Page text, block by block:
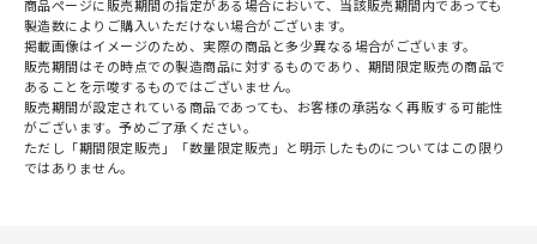
商品ページに販売期間の指定がある場合において、当該販売期間内であっても
製造数によりご購入いただけない場合がございます。
掲載画像はイメージのため、実際の商品と多少異なる場合がございます。
販売期間はその時点での製造商品に対するものであり、期間限定販売の商品で
あることを示唆するものではございません。
販売期間が設定されている商品であっても、お客様の承諾なく再販する可能性
がございます。予めご了承ください。
ただし「期間限定販売」「数量限定販売」と明示したものについてはこの限り
ではありません。